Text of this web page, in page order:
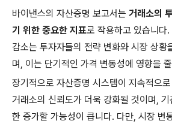
바이낸스의 자산증명 보고서는 거래소의
기 위한 중요한 지표로 작용하고 있습니
감소는 투자자들의 전략 변화와 시장 상황
며, 이는 단기적인 가격 변동성에 영향을
장기적으로 자산증명 시스템이 지속적으
거래소의 신뢰도가 더욱 강화될 것이며,
한 증가할 가능성이 큽니다. 다만, 시장 변